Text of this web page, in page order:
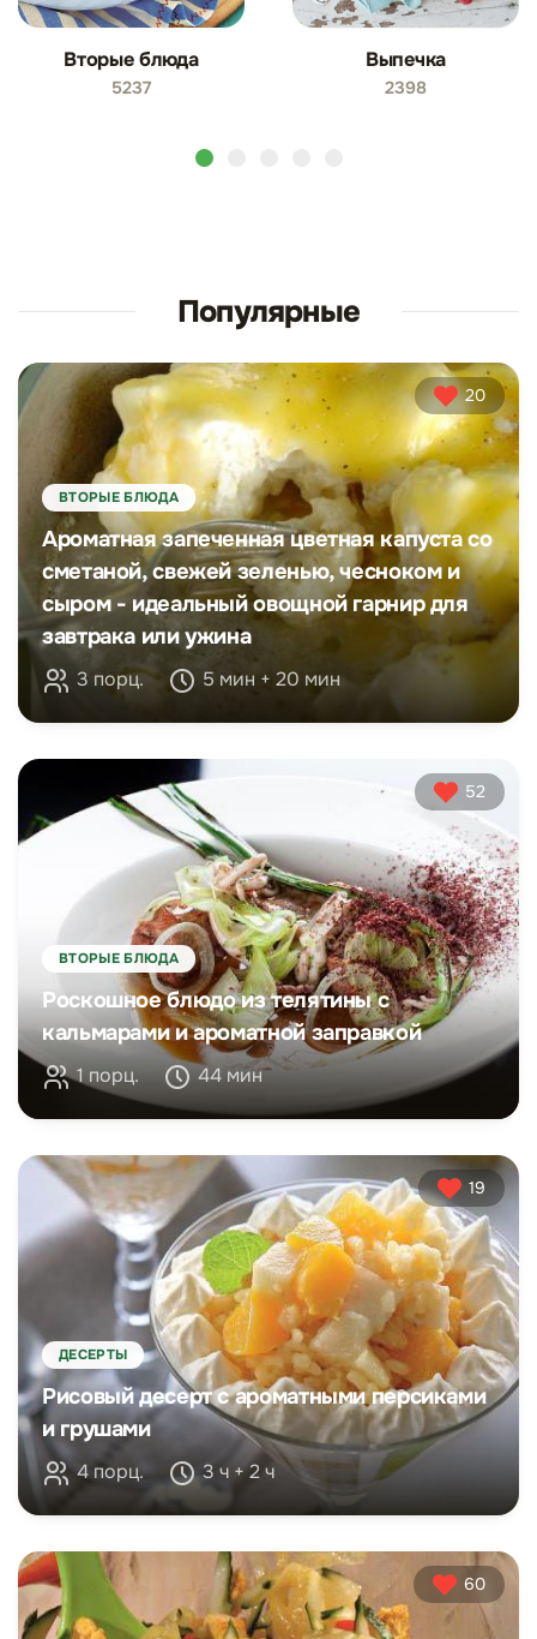
Вторые блюда
5237
Выпечка
2398
Популярные
20
ВТОРЫЕ БЛЮДА
Ароматная запеченная цветная капуста со
сметаной, свежей зеленью, чесноком и
сыром - идеальный овощной гарнир для
завтрака или ужина
3 порц. 5 мин + 20 мин
52
ВТОРЫЕ БЛЮДА
Роскошное блюдо из телятины с
кальмарами и ароматной заправкой
1 порц. 44 мин
19
ДЕСЕРТЫ
Рисовый десерт с ароматными персиками
и грушами
4 порц. 3 ч + 2 ч
60